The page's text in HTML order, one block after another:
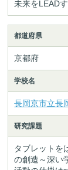
未来をLEAD
都道府県
京都府
学校名
長岡京市立長
研究課題
タブレットを
の創造～深い